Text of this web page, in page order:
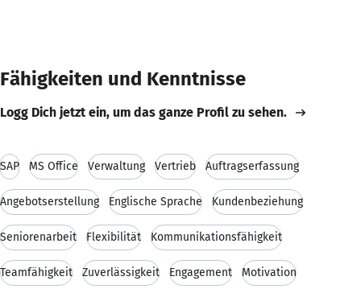
Fähigkeiten und Kenntnisse
Logg Dich jetzt ein, um das ganze Profil zu sehen.
SAP MS Office Verwaltung Vertrieb Auftragserfassung
Angebotserstellung Englische Sprache Kundenbeziehung
Seniorenarbeit Flexibilität Kommunikationsfähigkeit
Teamfähigkeit Zuverlässigkeit Engagement Motivation